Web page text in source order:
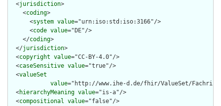
  <
jurisdiction>
    <
coding>
      <
system value="urn:iso:std:iso:3166"/>
      <
code value="DE"/>
    </
coding>
  </
jurisdiction>
  <
copyright value="CC-BY-4.0"/>
  <
caseSensitive value="true"/>
  <
valueSet
value="http://www.ihe-d.de/fhir/ValueSet/
  <
hierarchyMeaning value="is-a"/>
  <
compositional value="false"/>